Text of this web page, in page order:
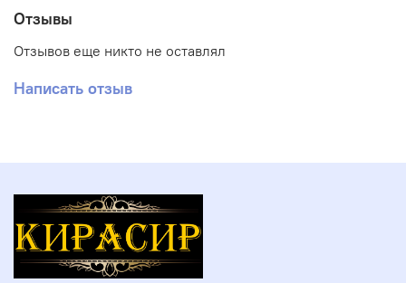
Отзывы
Отзывов еще никто не оставлял
Написать отзыв